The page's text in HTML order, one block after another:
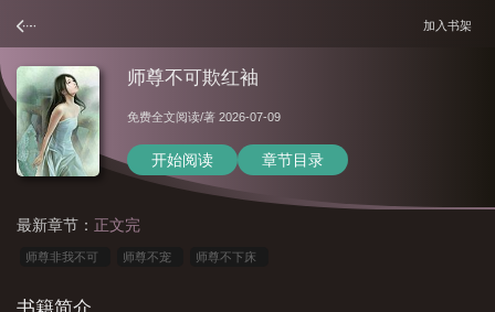
加入书架
师尊不可欺红袖
免费全文阅读/著 2026-07-09
开始阅读 章节目录
最新章节： 正文完
师尊非我不可 师尊不宠 师尊不下床